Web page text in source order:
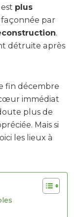
plus
façonnée par
.
détruite après
fin décembre
immédiat
plus de
Mais si
les lieux à